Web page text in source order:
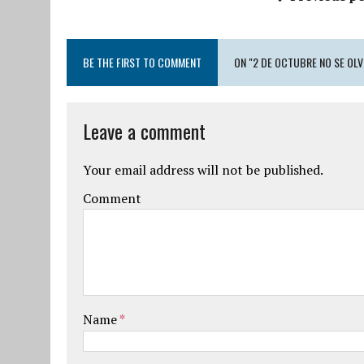
BE THE FIRST TO COMMENT ON "2 DE OCTUBRE NO SE
Leave a comment
Your email address will not be published.
Comment
Name*